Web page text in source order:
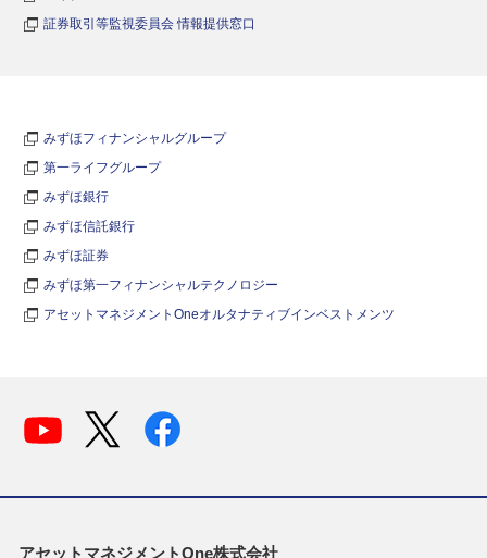
証券取引等監視委員会 情報提供窓口
みずほフィナンシャルグループ
第一ライフグループ
みずほ銀行
みずほ信託銀行
みずほ証券
みずほ第一フィナンシャルテクノロジー
アセットマネジメントOneオルタナティブインベストメンツ
アセットマネジメントOne株式会社